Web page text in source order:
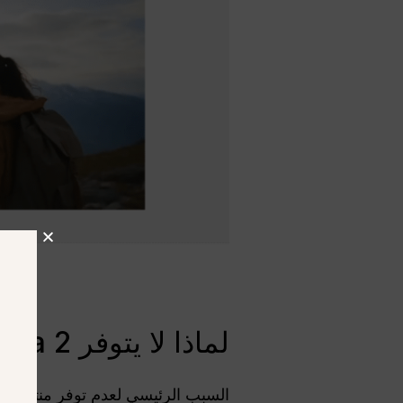
لماذا لا يتوفر Sora 2 في ألمانيا